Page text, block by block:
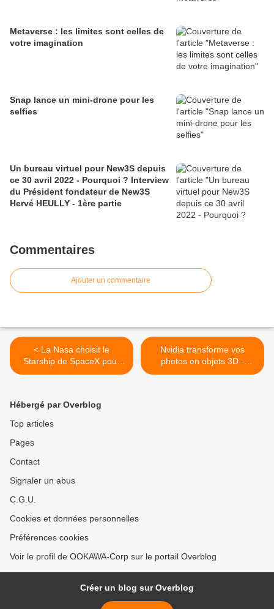
Metaverse : les limites sont celles de
votre imagination
Snap lance un mini-drone pour les
selfies
Un bureau virtuel pour New3S depuis
ce 30 avril 2022 - Pourquoi ? Interview
du Président fondateur de New3S
Hervé HEULLY - 1ère partie
Commentaires
Ajouter un commentaire
< La Nasa choisit le
Starship de SpaceX pour
poser ses futurs
Nvidia transforme vos
photos en objets 3D -
Presque tout actuellement -
Hébergé par Overblog
Top articles
Pages
Contact
Signaler un abus
C.G.U.
Cookies et données personnelles
Préférences cookies
Voir le profil de OOKAWA-Corp sur le portail Overblog
Créer un blog sur Overblog